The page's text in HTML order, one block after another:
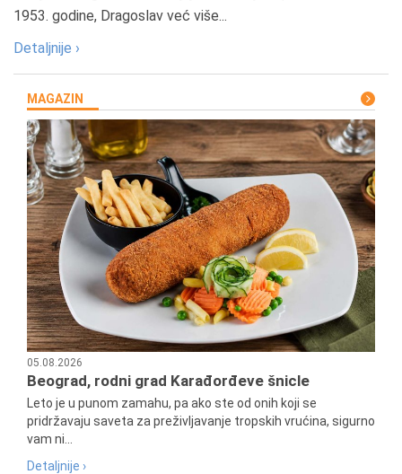
1953. godine, Dragoslav već više...
Detaljnije ›
MAGAZIN
05.08.2026
Beograd, rodni grad Karađorđeve šnicle
Leto je u punom zamahu, pa ako ste od onih koji se
pridržavaju saveta za preživljavanje tropskih vrućina, sigurno
vam ni...
Detaljnije ›